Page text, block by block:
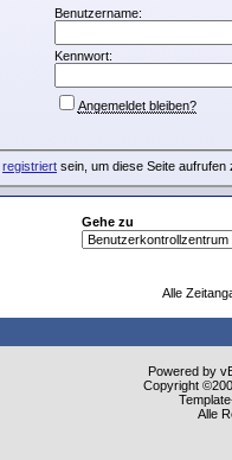
Benutzername:
Kennwort:
Angemeldet bleiben?
registriert sein, um diese Seite aufrufen
Gehe zu
Alle
Powered by
Copyright
Alle